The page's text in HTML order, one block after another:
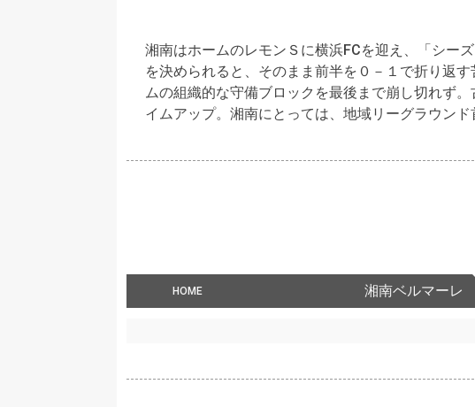
湘南はホームのレモンＳに横浜FCを迎え、「シー
を決められると、そのまま前半を０－１で折り返
ムの組織的な守備ブロックを最後まで崩し切れず
イムアップ。湘南にとっては、地域リーグラウンド
HOME 湘南ベルマーレ